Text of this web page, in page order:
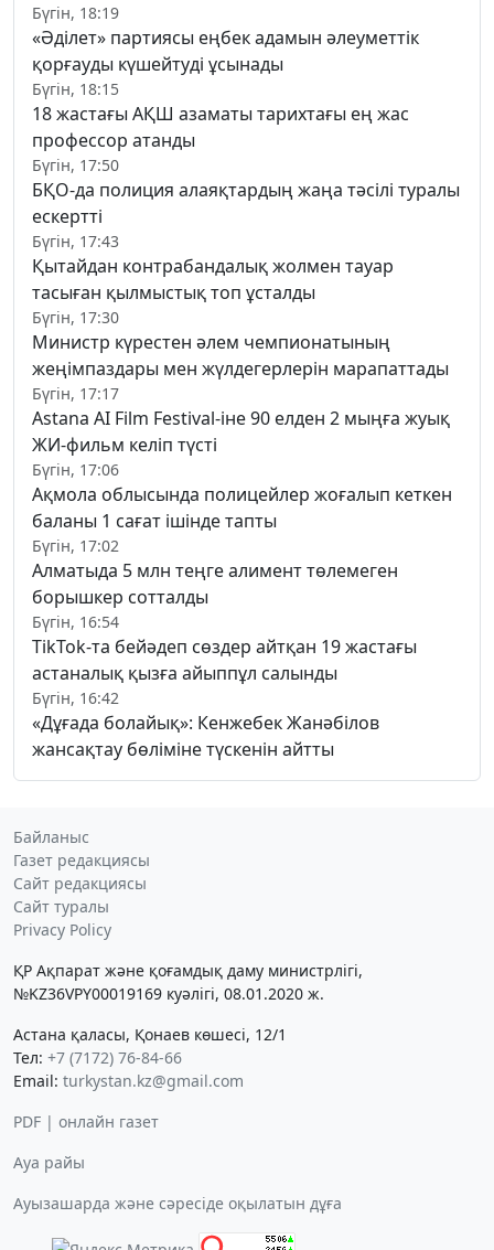
Бүгін, 18:19
«Әділет» партиясы еңбек адамын әлеуметтік
қорғауды күшейтуді ұсынады
Бүгін, 18:15
18 жастағы АҚШ азаматы тарихтағы ең жас
профессор атанды
Бүгін, 17:50
БҚО-да полиция алаяқтардың жаңа тәсілі туралы
ескертті
Бүгін, 17:43
Қытайдан контрабандалық жолмен тауар
тасыған қылмыстық топ ұсталды
Бүгін, 17:30
Министр күрестен әлем чемпионатының
жеңімпаздары мен жүлдегерлерін марапаттады
Бүгін, 17:17
Astana AI Film Festival-іне 90 елден 2 мыңға жуық
ЖИ-фильм келіп түсті
Бүгін, 17:06
Ақмола облысында полицейлер жоғалып кеткен
баланы 1 сағат ішінде тапты
Бүгін, 17:02
Алматыда 5 млн теңге алимент төлемеген
борышкер сотталды
Бүгін, 16:54
TikTok-та бейәдеп сөздер айтқан 19 жастағы
астаналық қызға айыппұл салынды
Бүгін, 16:42
«Дұғада болайық»: Кенжебек Жанәбілов
жансақтау бөліміне түскенін айтты
Байланыс
Газет редакциясы
Сайт редакциясы
Сайт туралы
Privacy Policy
ҚР Ақпарат және қоғамдық даму министрлігі,
№KZ36VPY00019169 куәлігі, 08.01.2020 ж.
Астана қаласы, Қонаев көшесі, 12/1
Тел: +7 (7172) 76-84-66
Email: turkystan.kz@gmail.com
PDF | онлайн газет
Ауа райы
Ауызашарда және сәресіде оқылатын дұға